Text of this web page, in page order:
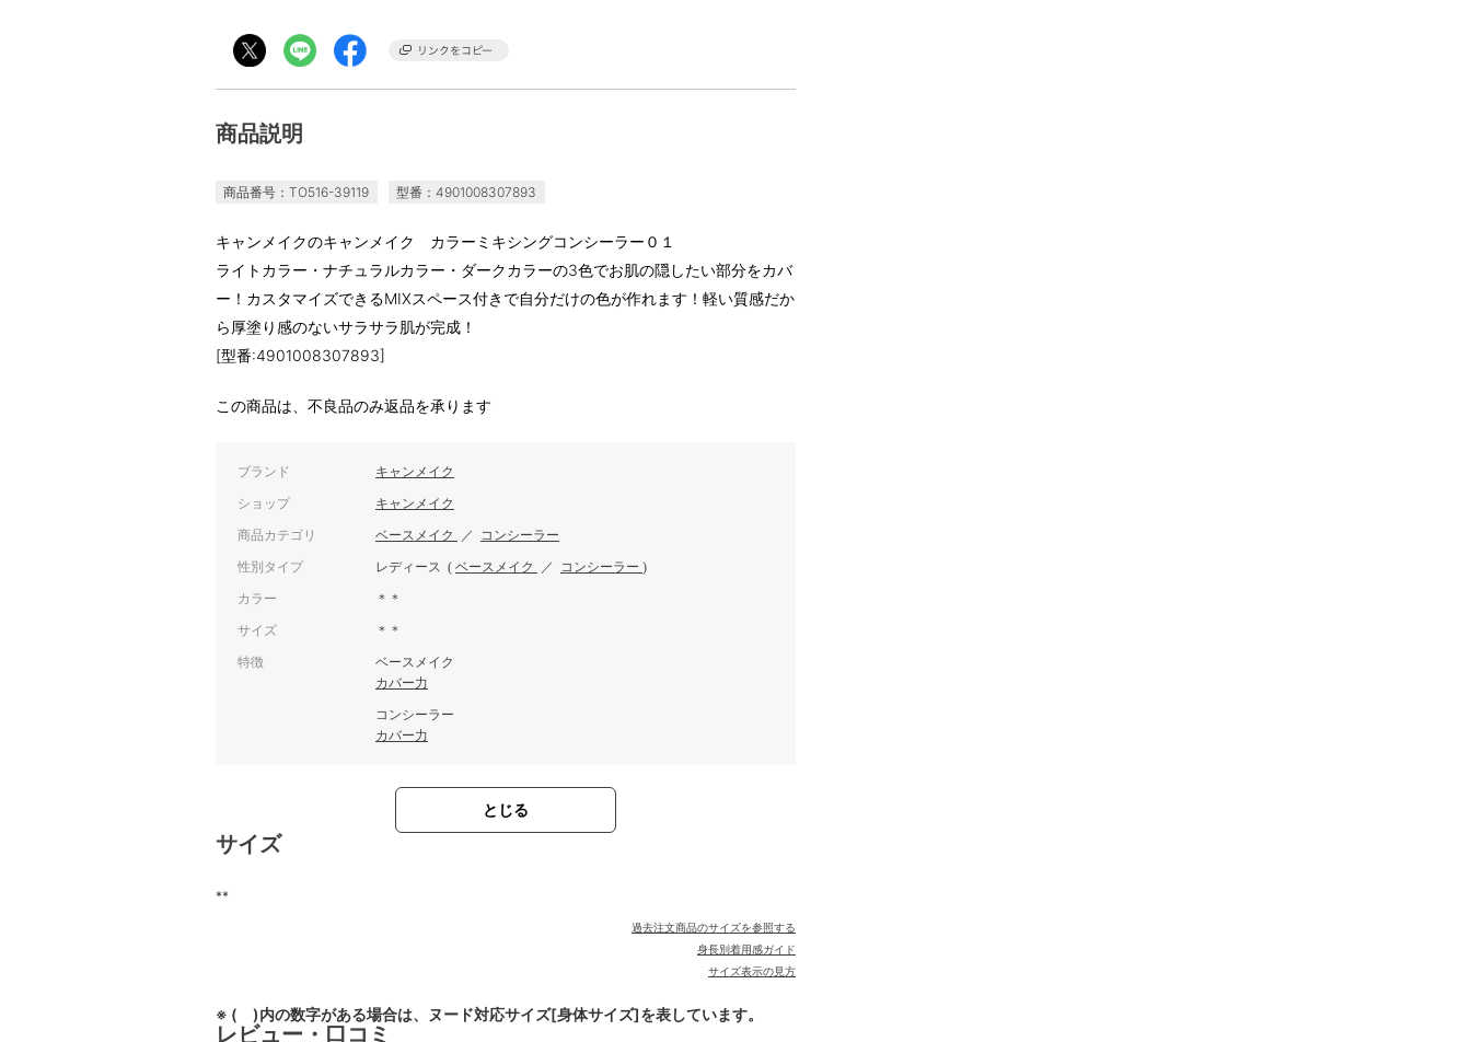
商品説明
商品番号：TO516-39119 型番：4901008307893
キャンメイクのキャンメイク カラーミキシングコンシーラー０１
ライトカラー・ナチュラルカラー・ダークカラーの3色でお肌の隠したい部分をカバ
ー！カスタマイズできるMIXスペース付きで自分だけの色が作れます！軽い質感だか
ら厚塗り感のないサラサラ肌が完成！
[型番:4901008307893]
この商品は、不良品のみ返品を承ります
ブランド キャンメイク
ショップ キャンメイク
商品カテゴリ ベースメイク ／ コンシーラー
性別タイプ レディース ( ベースメイク ／ コンシーラー )
カラー ＊＊
サイズ ＊＊
特徴
ベースメイク
カバー力
コンシーラー
カバー力
とじる
サイズ
**
過去注文商品のサイズを参照する
身長別着用感ガイド
サイズ表示の見方
※ ( )内の数字がある場合は、ヌード対応サイズ[身体サイズ]を表しています。
レビュー・口コミ